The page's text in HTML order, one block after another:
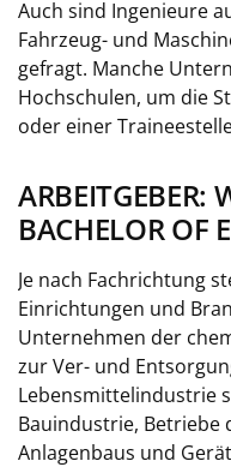
Auch sind Ingenieure
Fahrzeug- und
gefragt. Manche
Hochschulen, um die
oder einer
ARBEITGEBER:
BACHELOR OF
Je nach Fachrichtung
Einrichtungen und
Unternehmen der
zur Ver- und
Lebensmittelindustrie
Bauindustrie, Betriebe
Anlagenbaus und